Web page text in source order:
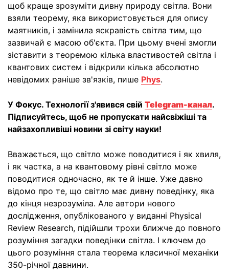
щоб краще зрозуміти дивну природу світла. Вони
взяли теорему, яка використовується для опису
маятників, і замінила яскравість світла тим, що
зазвичай є масою об'єкта. При цьому вчені змогли
зіставити з теоремою кілька властивостей світла і
квантових систем і відкрили кілька абсолютно
невідомих раніше зв'язків, пише Phys.
У Фокус. Технології з'явився свій Telegram-канал.
Підписуйтесь, щоб не пропускати найсвіжіші та
найзахопливіші новини зі світу науки!
Вважається, що світло може поводитися і як хвиля,
і як частка, а на квантовому рівні світло може
поводитися одночасно, як те й інше. Уже давно
відомо про те, що світло має дивну поведінку, яка
до кінця незрозуміла. Але автори нового
дослідження, опублікованого у виданні Physical
Review Research, підійшли трохи ближче до повного
розуміння загадки поведінки світла. І ключем до
цього розуміння стала теорема класичної механіки
350-річної давнини.